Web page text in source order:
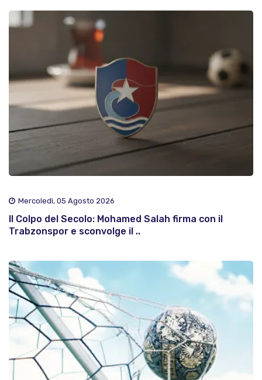
Mercoledì, 05 Agosto 2026
Il Colpo del Secolo: Mohamed Salah firma con il
Trabzonspor e sconvolge il ..